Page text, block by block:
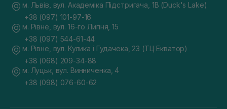
м. Львів, вул. Академіка Підстригача, 1В (Duck's Lake)
+38 (097) 101-97-16
м. Рівне, вул. 16-го Липня, 15
+38 (097) 544-61-44
м. Рівне, вул. Кулика і Гудачека, 23 (ТЦ Екватор)
+38 (068) 209-34-88
м. Луцьк, вул. Винниченка, 4
+38 (098) 076-60-62